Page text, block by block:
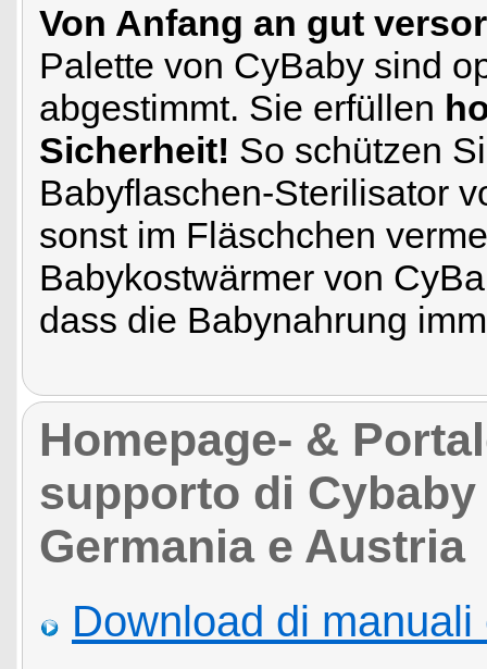
Von Anfang an gut
Palette von CyBaby sind
abgestimmt. Sie erfüllen
Sicherheit! So schützen
Babyflaschen-Sterilisator
sonst im Fläschchen
Babykostwärmer von
dass die Babynahrung
Homepage- &
supporto di
Germania e Austria
Download di manuali